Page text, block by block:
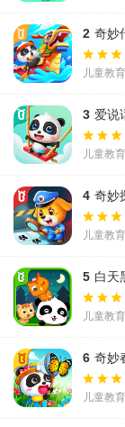
2 奇妙
儿童教
3 爱说
儿童教
4 奇妙
儿童教
5 白天
儿童教
6 奇妙
儿童教